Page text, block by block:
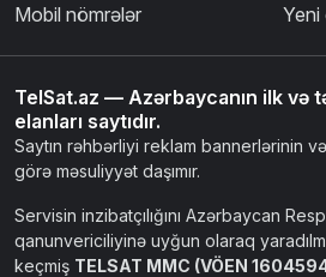
Mobil nömrələr
Yeni
TelSat.az — Azərbaycanın ilk və
elanları saytıdır.
Saytın rəhbərliyi reklam bannerlərinin
görə məsuliyyət daşımır.
Servisin inzibatçılığını Azərbaycan
qanunvericiliyinə uyğun olaraq
keçmiş TELSAT MMC (VÖEN